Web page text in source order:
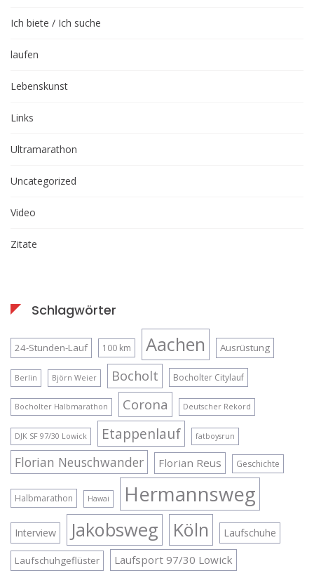
Ich biete / Ich suche
laufen
Lebenskunst
Links
Ultramarathon
Uncategorized
Video
Zitate
Schlagwörter
24-Stunden-Lauf 100 km Aachen Ausrüstung
Berlin Björn Weier Bocholt Bocholter Citylauf
Bocholter Halbmarathon Corona Deutscher Rekord
DJK SF 97/30 Lowick Etappenlauf fatboysrun
Florian Neuschwander Florian Reus Geschichte
Halbmarathon Hawai Hermannsweg
Interview Jakobsweg Köln Laufschuhe
Laufschuhgeflüster Laufsport 97/30 Lowick